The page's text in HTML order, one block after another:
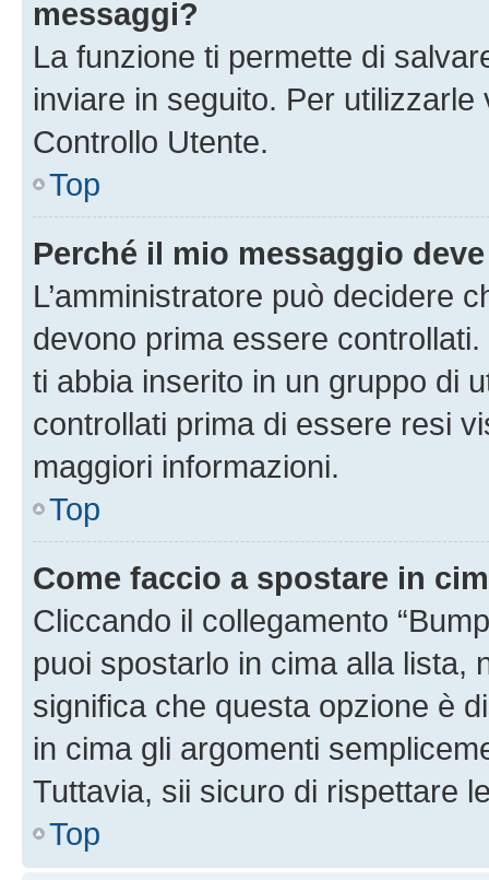
messaggi?
La funzione ti permette di
inviare in seguito. Per utilizzarle
Controllo Utente.
Top
Perché il mio messaggio
L’amministratore può decidere
devono prima essere
ti abbia inserito in un gruppo di
controllati prima di essere resi
maggiori informazioni.
Top
Come faccio a spostare in
Cliccando il collegamento
puoi spostarlo in cima alla lista,
significa che questa opzione è
in cima gli argomenti
Tuttavia, sii sicuro di rispettare
Top